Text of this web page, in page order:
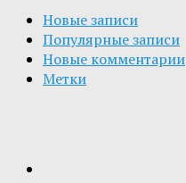
Новые записи
Популярные записи
Новые комментарии
Метки